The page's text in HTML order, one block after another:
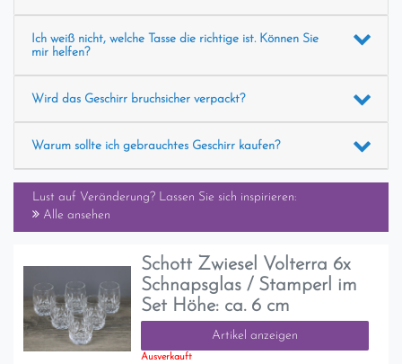
Ich weiß nicht, welche Tasse die richtige ist. Können Sie
mir helfen?
Wird das Geschirr bruchsicher verpackt?
Warum sollte ich gebrauchtes Geschirr kaufen?
Lust auf Veränderung? Lassen Sie sich inspirieren:
Alle ansehen
Schott Zwiesel Volterra 6x
Schnapsglas / Stamperl im
Set Höhe: ca. 6 cm
Artikel anzeigen
Ausverkauft